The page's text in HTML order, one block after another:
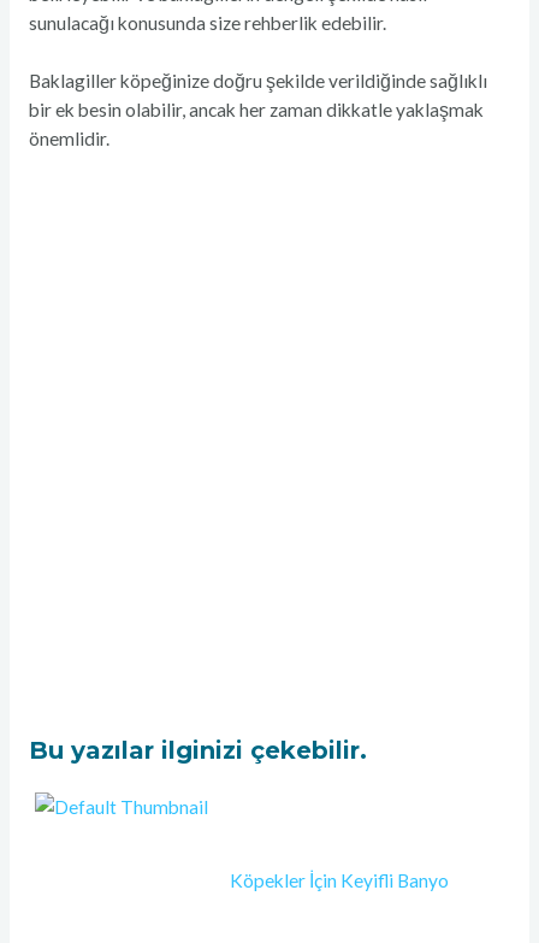
sunulacağı konusunda size rehberlik edebilir.
Baklagiller köpeğinize doğru şekilde verildiğinde sağlıklı
bir ek besin olabilir, ancak her zaman dikkatle yaklaşmak
önemlidir.
Bu yazılar ilginizi çekebilir.
Köpekler İçin Keyifli Banyo